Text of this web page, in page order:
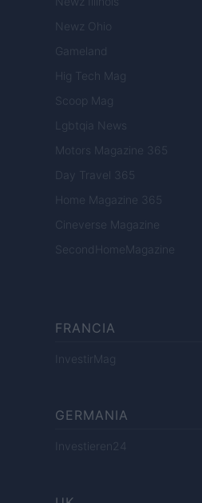
Newz Ohio
Gameland
Hig Tech Mag
Scoop Mag
Lgbtqia News
Motors Magazine 365
Day Travel 365
Home Magazine 365
Cineverse Magazine
SecondHomeMagazine
FRANCIA
InvestirMag
GERMANIA
Investieren24